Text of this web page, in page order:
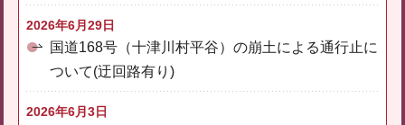
2026年6月29日
国道168号（十津川村平谷）の崩土による通行止に
ついて(迂回路有り)
2026年6月3日